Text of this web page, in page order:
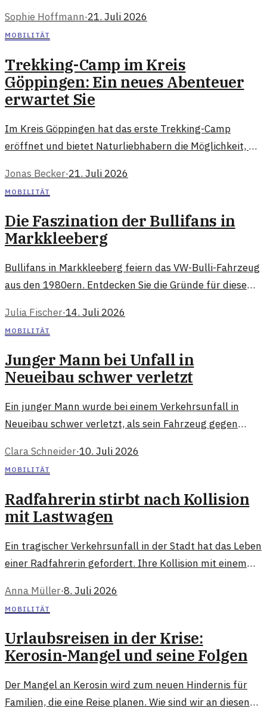
Umstände.
Sophie Hoffmann·21. Juli 2026
MOBILITÄT
Trekking-Camp im Kreis
Göppingen: Ein neues Abenteuer
erwartet Sie
Im Kreis Göppingen hat das erste Trekking-Camp
eröffnet und bietet Naturliebhabern die Möglichkeit, die
Abenteurer.
Jonas Becker·21. Juli 2026
MOBILITÄT
Die Faszination der Bullifans in
Markkleeberg
Bullifans in Markkleeberg feiern das VW-Bulli-Fahrzeug
aus den 1980ern. Entdecken Sie die Gründe für diese
Klassiker.
Julia Fischer·14. Juli 2026
MOBILITÄT
Junger Mann bei Unfall in
Neueibau schwer verletzt
Ein junger Mann wurde bei einem Verkehrsunfall in
Neueibau schwer verletzt, als sein Fahrzeug gegen
derzeit noch unklar.
Clara Schneider·10. Juli 2026
MOBILITÄT
Radfahrerin stirbt nach Kollision
mit Lastwagen
Ein tragischer Verkehrsunfall in der Stadt hat das Leben
einer Radfahrerin gefordert. Ihre Kollision mit einem
Straßenverkehr auf.
Anna Müller·8. Juli 2026
MOBILITÄT
Urlaubsreisen in der Krise:
Kerosin-Mangel und seine Folgen
Der Mangel an Kerosin wird zum neuen Hindernis für
Familien, die eine Reise planen. Wie sind wir an diesen